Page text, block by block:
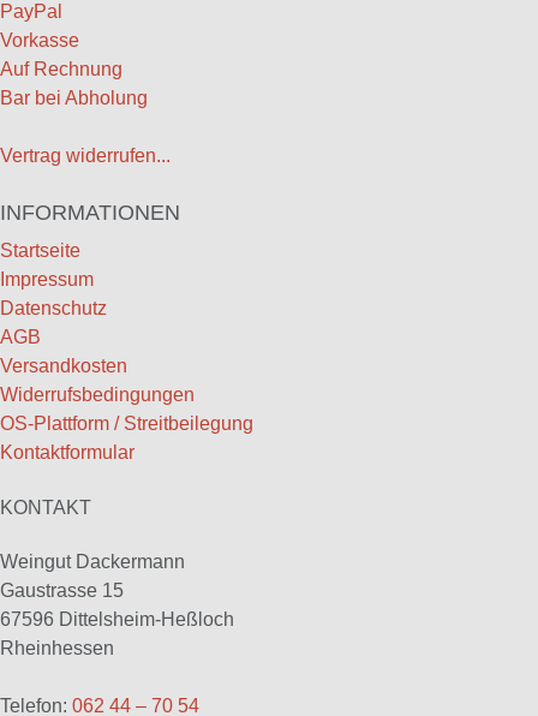
PayPal
Vorkasse
Auf Rechnung
Bar bei Abholung
Vertrag widerrufen...
INFORMATIONEN
Startseite
Impressum
Datenschutz
AGB
Versandkosten
Widerrufsbedingungen
OS-Plattform / Streitbeilegung
Kontaktformular
KONTAKT
Weingut Dackermann
Gaustrasse 15
67596 Dittelsheim-Heßloch
Rheinhessen
Telefon: 062 44 – 70 54